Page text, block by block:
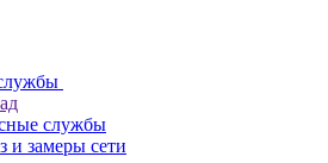
службы
и замеры сети